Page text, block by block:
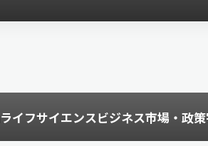
ライフサイエンスビジネス市場・政策